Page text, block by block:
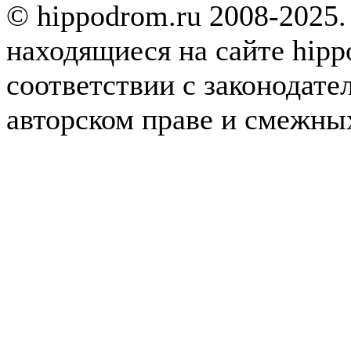
© hippodrom.ru 2008-
находящиеся на сайте
соответствии с
авторском праве и